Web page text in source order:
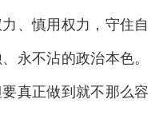
、慎用权力，守住自
永不沾的政治本色。
真正做到就不那么容